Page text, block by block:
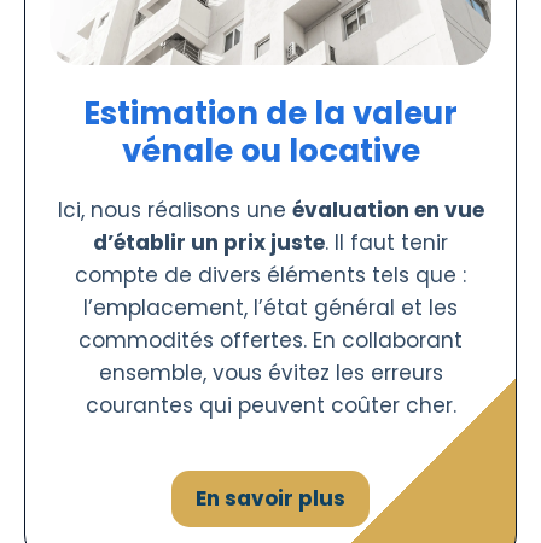
Estimation de la valeur
vénale ou locative
Ici, nous réalisons une évaluation en vue
d’établir un prix juste. Il faut tenir
compte de divers éléments tels que :
l’emplacement, l’état général et les
commodités offertes. En collaborant
ensemble, vous évitez les erreurs
courantes qui peuvent coûter cher.
En savoir plus